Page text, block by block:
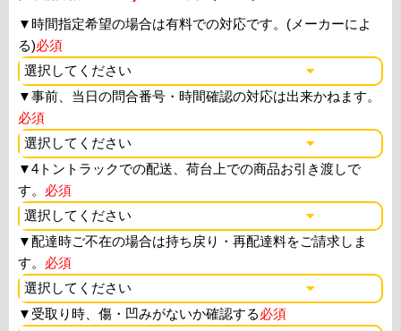
▼時間指定希望の場合は有料での対応です。(メーカーによ
る)必須
▼事前、当日の問合番号・時間確認の対応は出来かねます。
必須
▼4トントラックでの配送、荷台上での商品お引き渡しで
す。 必須
▼配達時ご不在の場合は持ち戻り・再配達料をご請求しま
す。 必須
▼ 受取り時、傷・凹みがないか確認する必須